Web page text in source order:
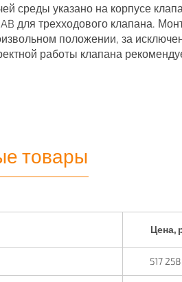
среды указано на корпусе
для трехходового клапана.
положении, за
работы клапана
товары
Цена,
517